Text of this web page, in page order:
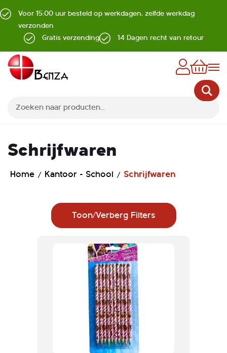
Voor 15:00 uur besteld op werkdagen, zelfde werkdag
verzonden
Gratis verzending
14 Dagen recht van retour
Schrijfwaren
Home Kantoor - School Schrijfwaren
Toon/Verberg Filters